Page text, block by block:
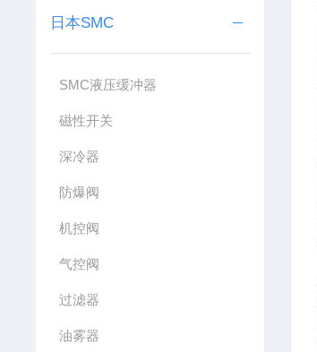
日本SMC
SMC液压缓冲器
磁性开关
深冷器
防爆阀
机控阀
气控阀
过滤器
油雾器